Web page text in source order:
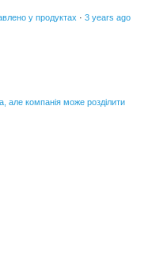
у продуктах · 3 years ago
але компанія може розділити